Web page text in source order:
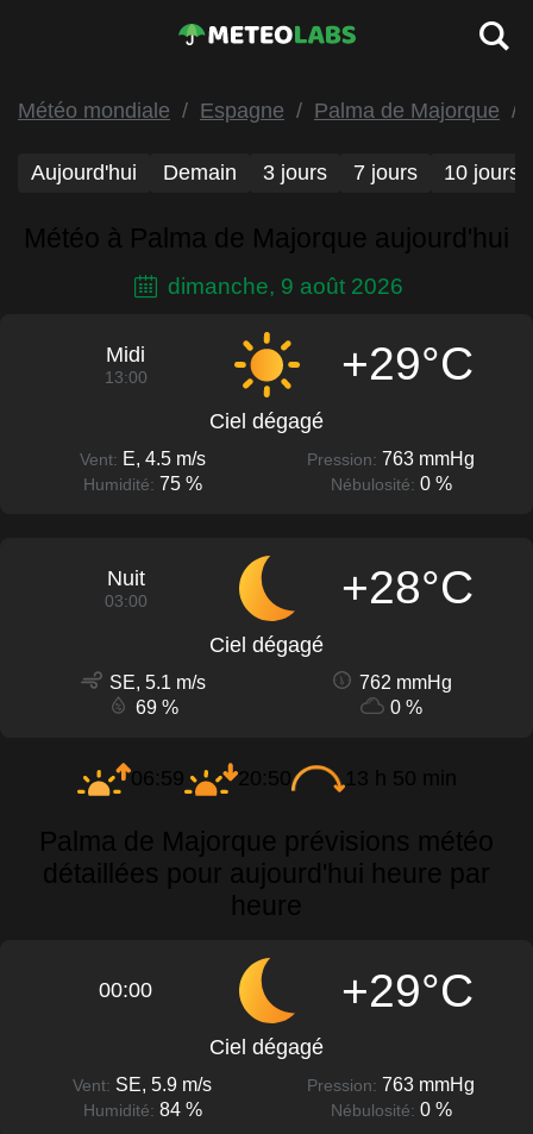
Météo mondiale Espagne Palma de Majorque
Aujourd'hui Demain 3 jours 7 jours 10 jours
Météo à Palma de Majorque aujourd'hui
dimanche, 9 août 2026
Midi
13:00 +29°C
Ciel dégagé
Vent: E, 4.5 m/s Pression: 763 mmHg
Humidité: 75 % Nébulosité: 0 %
Nuit
03:00 +28°C
Ciel dégagé
SE, 5.1 m/s
762 mmHg
69 %
0 %
06:59 20:50 13 h 50 min
Palma de Majorque prévisions météo
détaillées pour aujourd'hui heure par
heure
00:00 +29°C
Ciel dégagé
Vent: SE, 5.9 m/s Pression: 763 mmHg
Humidité: 84 % Nébulosité: 0 %